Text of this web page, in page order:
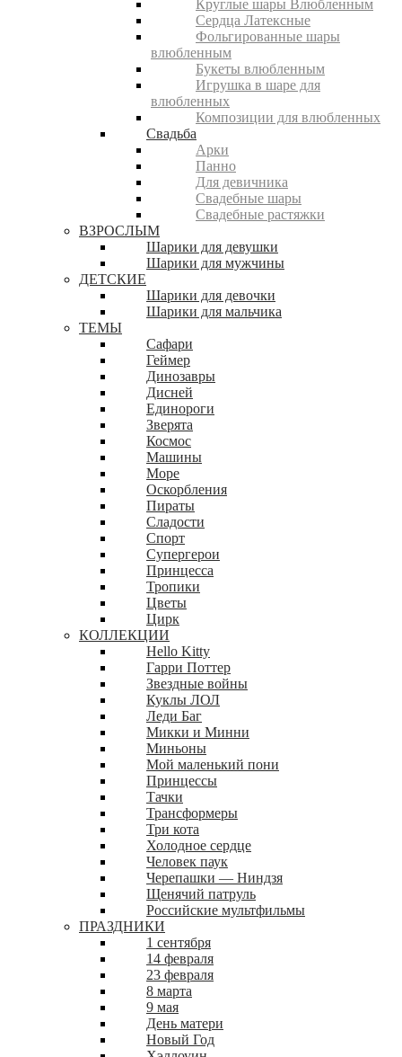
Круглые шары Влюбленным
Сердца Латексные
Фольгированные шары
влюбленным
Букеты влюбленным
Игрушка в шаре для
влюбленных
Композиции для влюбленных
Свадьба
Арки
Панно
Для девичника
Свадебные шары
Свадебные растяжки
ВЗРОСЛЫМ
Шарики для девушки
Шарики для мужчины
ДЕТСКИЕ
Шарики для девочки
Шарики для мальчика
ТЕМЫ
Сафари
Геймер
Динозавры
Дисней
Единороги
Зверята
Космос
Машины
Море
Оскорбления
Пираты
Сладости
Спорт
Супергерои
Принцесса
Тропики
Цветы
Цирк
КОЛЛЕКЦИИ
Hello Kitty
Гарри Поттер
Звездные войны
Куклы ЛОЛ
Леди Баг
Микки и Минни
Миньоны
Мой маленький пони
Принцессы
Тачки
Трансформеры
Три кота
Холодное сердце
Человек паук
Черепашки — Ниндзя
Щенячий патруль
Российские мультфильмы
ПРАЗДНИКИ
1 сентября
14 февраля
23 февраля
8 марта
9 мая
День матери
Новый Год